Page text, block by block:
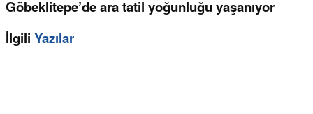
Göbeklitepe’de ara tatil yoğunluğu yaşanıyor
İlgili Yazılar